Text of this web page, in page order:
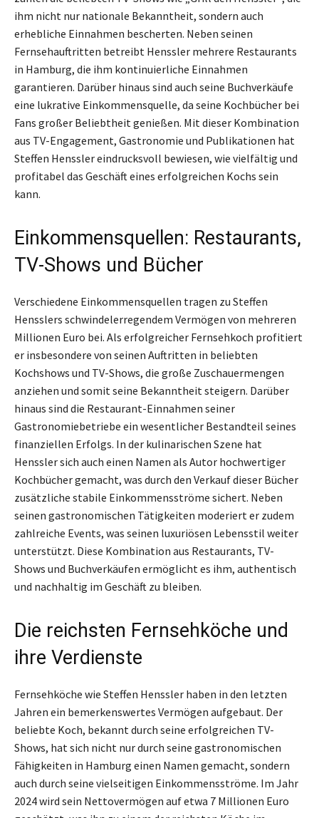
ihm nicht nur nationale Bekanntheit, sondern auch
erhebliche Einnahmen bescherten. Neben seinen
Fernsehauftritten betreibt Henssler mehrere Restaurants
in Hamburg, die ihm kontinuierliche Einnahmen
garantieren. Darüber hinaus sind auch seine Buchverkäufe
eine lukrative Einkommensquelle, da seine Kochbücher bei
Fans großer Beliebtheit genießen. Mit dieser Kombination
aus TV-Engagement, Gastronomie und Publikationen hat
Steffen Henssler eindrucksvoll bewiesen, wie vielfältig und
profitabel das Geschäft eines erfolgreichen Kochs sein
kann.
Einkommensquellen: Restaurants,
TV-Shows und Bücher
Verschiedene Einkommensquellen tragen zu Steffen
Hensslers schwindelerregendem Vermögen von mehreren
Millionen Euro bei. Als erfolgreicher Fernsehkoch profitiert
er insbesondere von seinen Auftritten in beliebten
Kochshows und TV-Shows, die große Zuschauermengen
anziehen und somit seine Bekanntheit steigern. Darüber
hinaus sind die Restaurant-Einnahmen seiner
Gastronomiebetriebe ein wesentlicher Bestandteil seines
finanziellen Erfolgs. In der kulinarischen Szene hat
Henssler sich auch einen Namen als Autor hochwertiger
Kochbücher gemacht, was durch den Verkauf dieser Bücher
zusätzliche stabile Einkommensströme sichert. Neben
seinen gastronomischen Tätigkeiten moderiert er zudem
zahlreiche Events, was seinen luxuriösen Lebensstil weiter
unterstützt. Diese Kombination aus Restaurants, TV-
Shows und Buchverkäufen ermöglicht es ihm, authentisch
und nachhaltig im Geschäft zu bleiben.
Die reichsten Fernsehköche und
ihre Verdienste
Fernsehköche wie Steffen Henssler haben in den letzten
Jahren ein bemerkenswertes Vermögen aufgebaut. Der
beliebte Koch, bekannt durch seine erfolgreichen TV-
Shows, hat sich nicht nur durch seine gastronomischen
Fähigkeiten in Hamburg einen Namen gemacht, sondern
auch durch seine vielseitigen Einkommensströme. Im Jahr
2024 wird sein Nettovermögen auf etwa 7 Millionen Euro